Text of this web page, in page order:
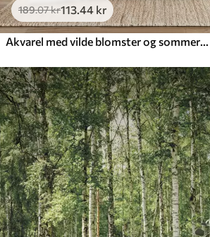
189.07kr113 .44 kr